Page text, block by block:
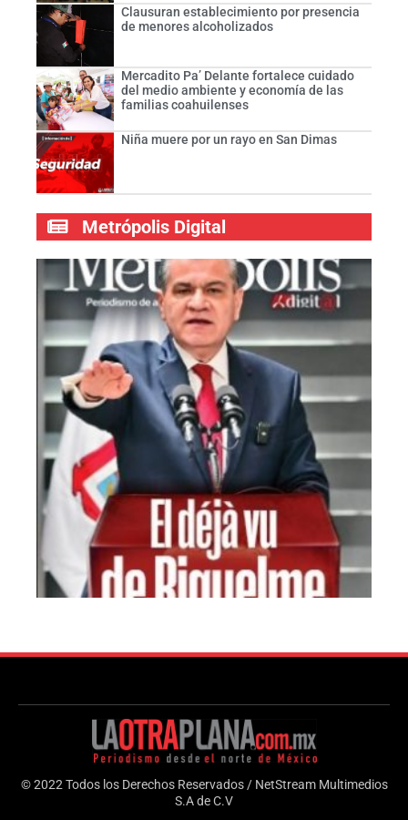
Clausuran establecimiento por presencia
de menores alcoholizados
Mercadito Pa’ Delante fortalece cuidado
del medio ambiente y economía de las
familias coahuilenses
Niña muere por un rayo en San Dimas
Metrópolis Digital
© 2022 Todos los Derechos Reservados / NetStream Multimedios
S.A de C.V